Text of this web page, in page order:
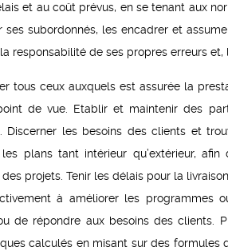
et au coût prévus, en se tenant aux
ses subordonnés, les encadrer et
responsabilité de ses propres erreurs
tous ceux auxquels est assurée la
de vue. Etablir et maintenir des
les besoins des clients et
plans tant intérieur qu’extérieur,
projets. Tenir les délais pour la
à améliorer les programmes
de répondre aux besoins des clients.
calculés en misant sur des formules